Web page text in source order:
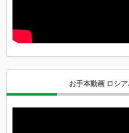
お手本動画 ロシ